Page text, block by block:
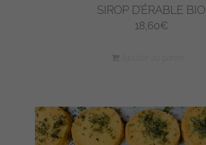
SIROP D’ÉRABLE BIO
18,60€